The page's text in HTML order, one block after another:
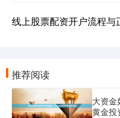
线上股票配资开户流程与
推荐阅读
大资金
黄金投